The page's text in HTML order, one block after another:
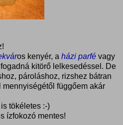
os kenyér, a házi parfé vagy
kitörő lelkesedéssel. De
pároláshoz, rizshez bátran
függőem akár
tökéletes :-)
ízfokozó mentes!